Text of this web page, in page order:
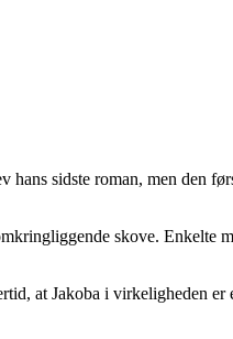
hans sidste roman, men den
skove. Enkelte
at Jakoba i virkeligheden er